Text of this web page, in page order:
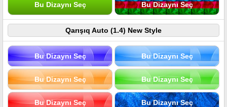
Bu Dizaynı Seç Bu Dizaynı Seç
Qarışıq Auto (1.4) New Style
Bu Dizaynı Seç Bu Dizaynı Seç
Bu Dizaynı Seç Bu Dizaynı Seç
Bu Dizaynı Seç Bu Dizaynı Seç